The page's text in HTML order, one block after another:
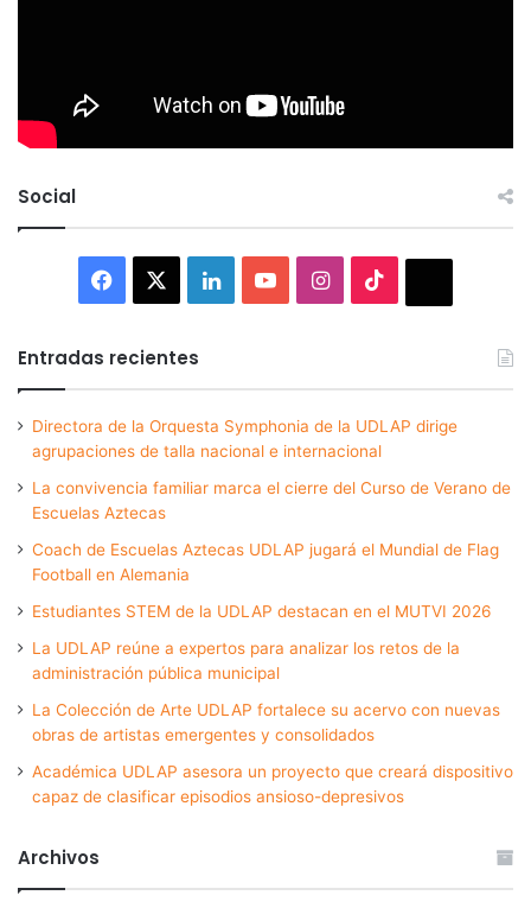
Social
Facebook LinkedInYouTubeInstagram
Entradas recientes
Directora de la Orquesta Symphonia de la UDLAP dirige
agrupaciones de talla nacional e internacional
La convivencia familiar marca el cierre del Curso de Verano de
Escuelas Aztecas
Coach de Escuelas Aztecas UDLAP jugará el Mundial de Flag
Football en Alemania
Estudiantes STEM de la UDLAP destacan en el MUTVI 2026
La UDLAP reúne a expertos para analizar los retos de la
administración pública municipal
La Colección de Arte UDLAP fortalece su acervo con nuevas
obras de artistas emergentes y consolidados
Académica UDLAP asesora un proyecto que creará dispositivo
capaz de clasificar episodios ansioso-depresivos
Archivos